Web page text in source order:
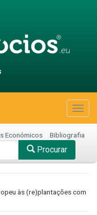
Económicos Bibliografia
Procurar
às (re)plantações com